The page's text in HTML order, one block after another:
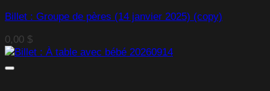
Billet : Groupe de pères (14 janvier 2025) (copy)
0,00 $